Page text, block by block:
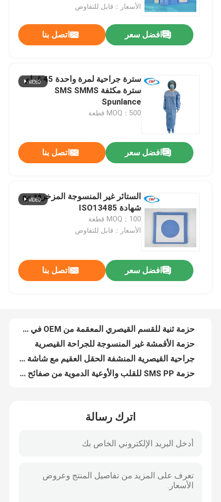
المنزل
المنتجات
فيديوهات
حولنا
جولة في المصنع
الأسعار：قابل للتفاوض
افضل سعر اتصل بنا
سترة جراحية لمرة واحدة 45 غرام
سترة مكثفة SMS SMMS
Spunlance
MOQ：500 قطعة
افضل سعر اتصل بنا
الستائر غير المنسوجة المزخرفة مع
شهادة ISO13485
MOQ：100 قطعة
الأسعار：قابل للتفاوض
افضل سعر اتصل بنا
حزمة SMS PP للقلب والأوعية الدموية من صفائح الستارة الجراحية لعيادات المستشفيات
حزمة جراحية القلب والأوعية الدموية غير المنسوجة مع شهادة CE ISO13485
أزرق العقيم العصبية العصبية الحجاب حزمة SMS PP غير المنسوجة
اترك رسالة